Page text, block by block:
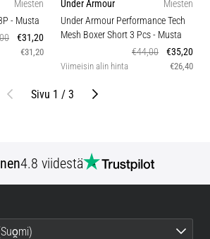
Miesten
- Musta
€31,20
€31,20
Under Armour
Miesten
Under Armour Performance Tech
Mesh Boxer Short 3 Pcs- Musta
€44,00
€35,20
Viimeisin alin hinta €26,40
EdellinenSivu 1 / 3 Seuraava
4.8 viidestä